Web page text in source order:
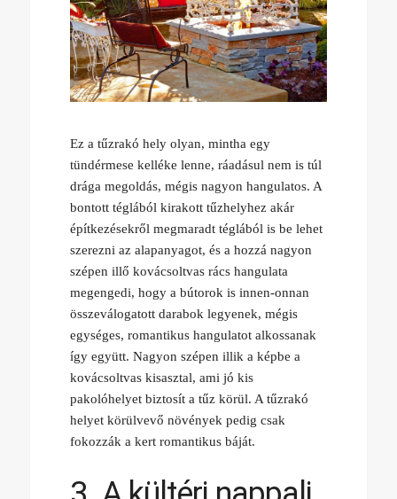
Ez a tűzrakó hely olyan, mintha egy
tündérmese kelléke lenne, ráadásul nem is túl
drága megoldás, mégis nagyon hangulatos. A
bontott téglából kirakott tűzhelyhez akár
építkezésekről megmaradt téglából is be lehet
szerezni az alapanyagot, és a hozzá nagyon
szépen illő kovácsoltvas rács hangulata
megengedi, hogy a bútorok is innen-onnan
összeválogatott darabok legyenek, mégis
egységes, romantikus hangulatot alkossanak
így együtt. Nagyon szépen illik a képbe a
kovácsoltvas kisasztal, ami jó kis
pakolóhelyet biztosít a tűz körül. A tűzrakó
helyet körülvevő növények pedig csak
fokozzák a kert romantikus báját.